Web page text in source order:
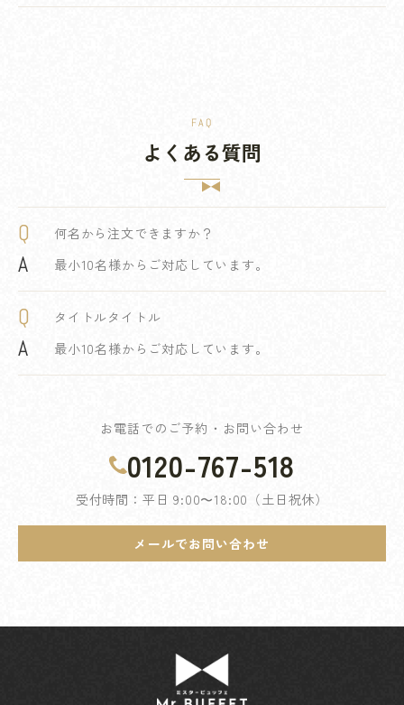
FAQ
よくある質問
Q 何名から注文できますか？
A 最小10名様からご対応しています。
Q タイトルタイトル
A 最小10名様からご対応しています。
お電話でのご予約・お問い合わせ
0120-767-518
受付時間：平日 9:00〜18:00（土日祝休）
メールでお問い合わせ